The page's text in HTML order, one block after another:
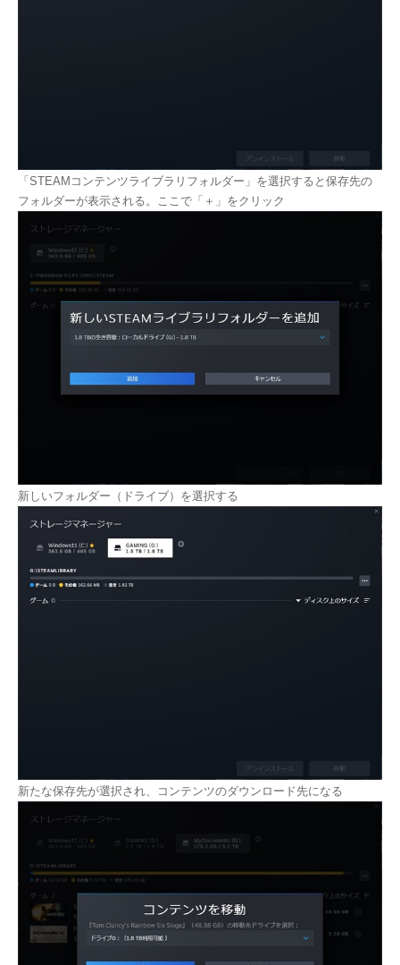
「STEAMコンテンツライブラリフォルダー」を選択すると保存先の
フォルダーが表示される。ここで「＋」をクリック
新しいフォルダー（ドライブ）を選択する
新たな保存先が選択され、コンテンツのダウンロード先になる